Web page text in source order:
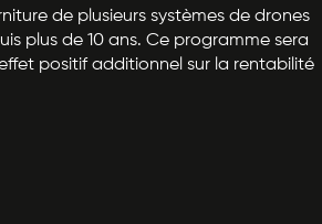
de plusieurs systèmes de drones
plus de 10 ans. Ce programme sera
positif additionnel sur la rentabilité